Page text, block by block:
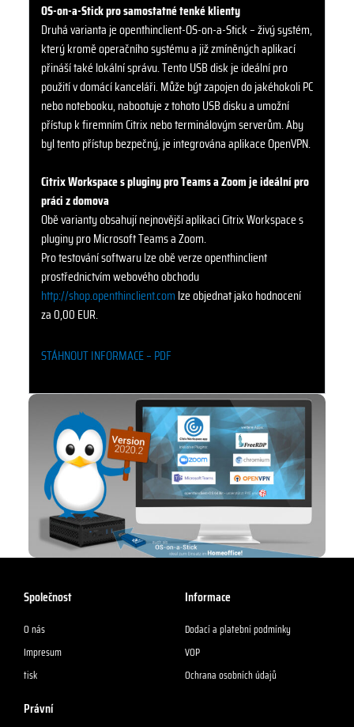
OS-on-a-Stick pro samostatné tenké klienty
Druhá varianta je openthinclient-OS-on-a-Stick – živý systém,
který kromě operačního systému a již zmíněných aplikací
přináší také lokální správu. Tento USB disk je ideální pro
použití v domácí kanceláři. Může být zapojen do jakéhokoli PC
nebo notebooku, nabootuje z tohoto USB disku a umožní
přístup k firemním Citrix nebo terminálovým serverům. Aby
byl tento přístup bezpečný, je integrována aplikace OpenVPN.
Citrix Workspace s pluginy pro Teams a Zoom je ideální pro
práci z domova
Obě varianty obsahují nejnovější aplikaci Citrix Workspace s
pluginy pro Microsoft Teams a Zoom.
Pro testování softwaru lze obě verze openthinclient
prostřednictvím webového obchodu
http://shop.openthinclient.com lze objednat jako hodnocení
za 0,00 EUR.
STÁHNOUT INFORMACE – PDF
Společnost
O nás
Impresum
tisk
Informace
Dodací a platební podmínky
VOP
Ochrana osobních údajů
Právní